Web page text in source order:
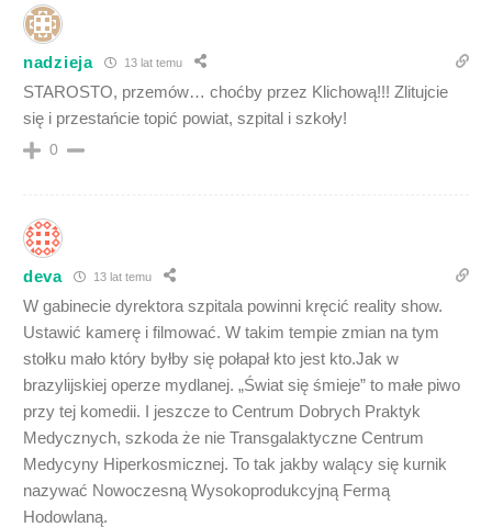
nadzieja 13 lat temu
STAROSTO, przemów… choćby przez Klichową!!! Zlitujcie
się i przestańcie topić powiat, szpital i szkoły!
0
deva 13 lat temu
W gabinecie dyrektora szpitala powinni kręcić reality show.
Ustawić kamerę i filmować. W takim tempie zmian na tym
stołku mało który byłby się połapał kto jest kto.Jak w
brazylijskiej operze mydlanej. „Świat się śmieje” to małe piwo
przy tej komedii. I jeszcze to Centrum Dobrych Praktyk
Medycznych, szkoda że nie Transgalaktyczne Centrum
Medycyny Hiperkosmicznej. To tak jakby walący się kurnik
nazywać Nowoczesną Wysokoprodukcyjną Fermą
Hodowlaną.